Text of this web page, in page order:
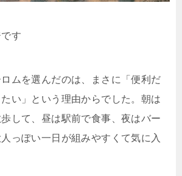
す
ムを選んだのは、まさに「便利だ
い」という理由からでした。朝は
して、昼は駅前で食事、夜はバー
っぽい一日が組みやすくて気に入